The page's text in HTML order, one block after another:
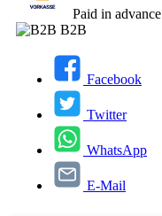
Paid in advance
B2B
Facebook
Twitter
WhatsApp
E-Mail